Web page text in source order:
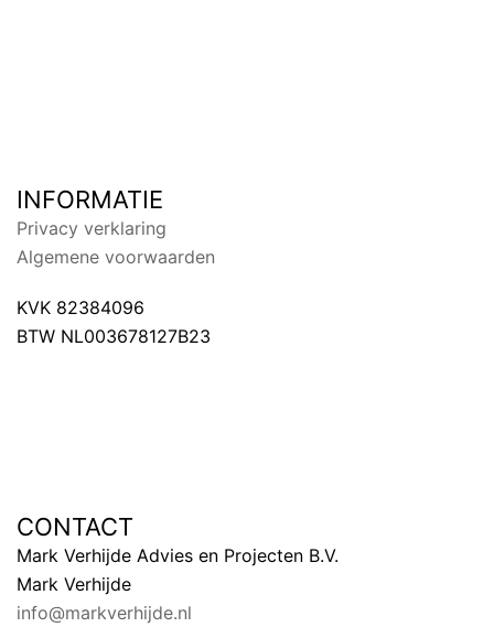
INFORMATIE
Privacy verklaring
Algemene voorwaarden
KVK 82384096
BTW NL003678127B23
CONTACT
Mark Verhijde Advies en Projecten B.V.
Mark Verhijde
info@markverhijde.nl